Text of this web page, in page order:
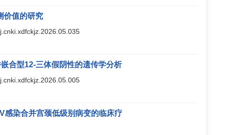
价值的研究
合型12-三体假阴性的遗传学分析
感染合并宫颈低级别病变的临床疗